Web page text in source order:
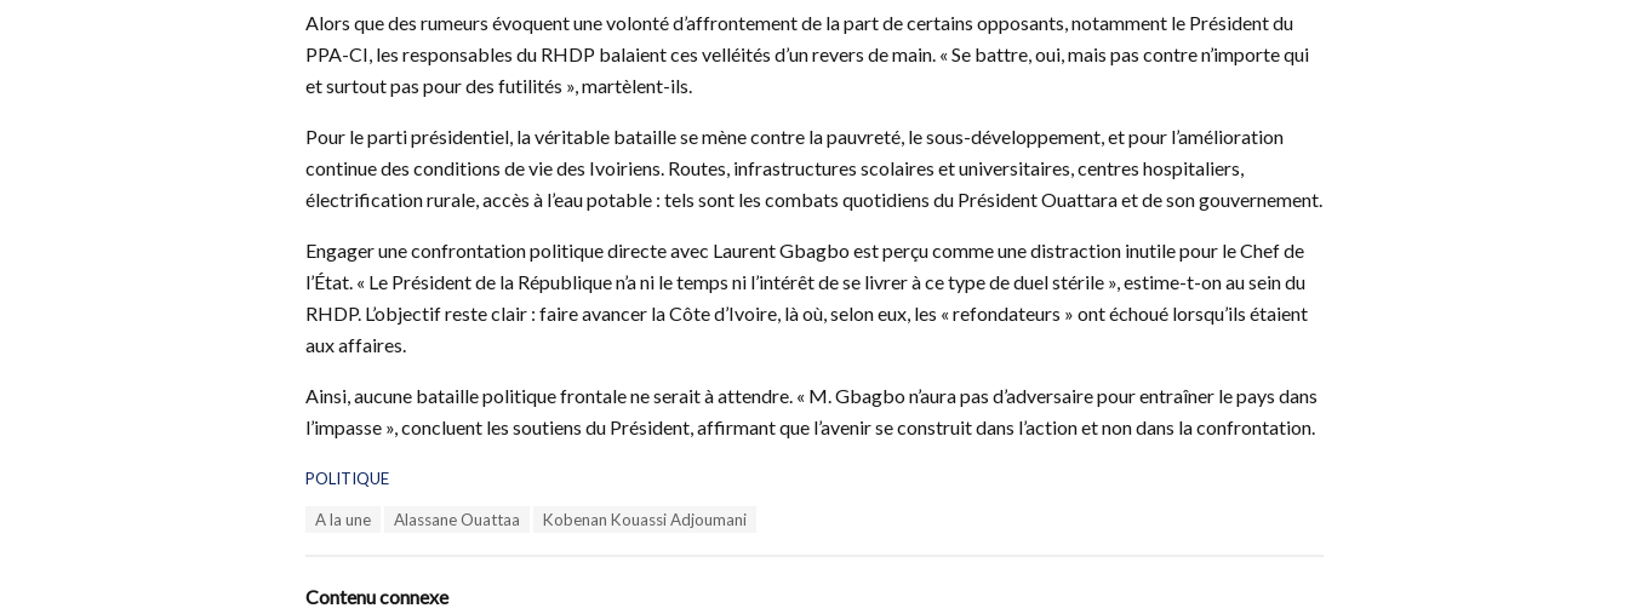
Alors que des rumeurs évoquent une volonté d’affrontement de la part de certains opposants, notamment le Président du
PPA-CI, les responsables du RHDP balaient ces velléités d’un revers de main. « Se battre, oui, mais pas contre n’importe qui
et surtout pas pour des futilités », martèlent-ils.
Pour le parti présidentiel, la véritable bataille se mène contre la pauvreté, le sous-développement, et pour l’amélioration
continue des conditions de vie des Ivoiriens. Routes, infrastructures scolaires et universitaires, centres hospitaliers,
électrification rurale, accès à l’eau potable : tels sont les combats quotidiens du Président Ouattara et de son gouvernement.
Engager une confrontation politique directe avec Laurent Gbagbo est perçu comme une distraction inutile pour le Chef de
l’État. « Le Président de la République n’a ni le temps ni l’intérêt de se livrer à ce type de duel stérile », estime-t-on au sein du
RHDP. L’objectif reste clair : faire avancer la Côte d’Ivoire, là où, selon eux, les « refondateurs » ont échoué lorsqu’ils étaient
aux affaires.
Ainsi, aucune bataille politique frontale ne serait à attendre. « M. Gbagbo n’aura pas d’adversaire pour entraîner le pays dans
l’impasse », concluent les soutiens du Président, affirmant que l’avenir se construit dans l’action et non dans la confrontation.
C
o
r
POLITIQUE
:
A la une Alassane Ouattaa Kobenan Kouassi Adjoumani
Contenu connexe